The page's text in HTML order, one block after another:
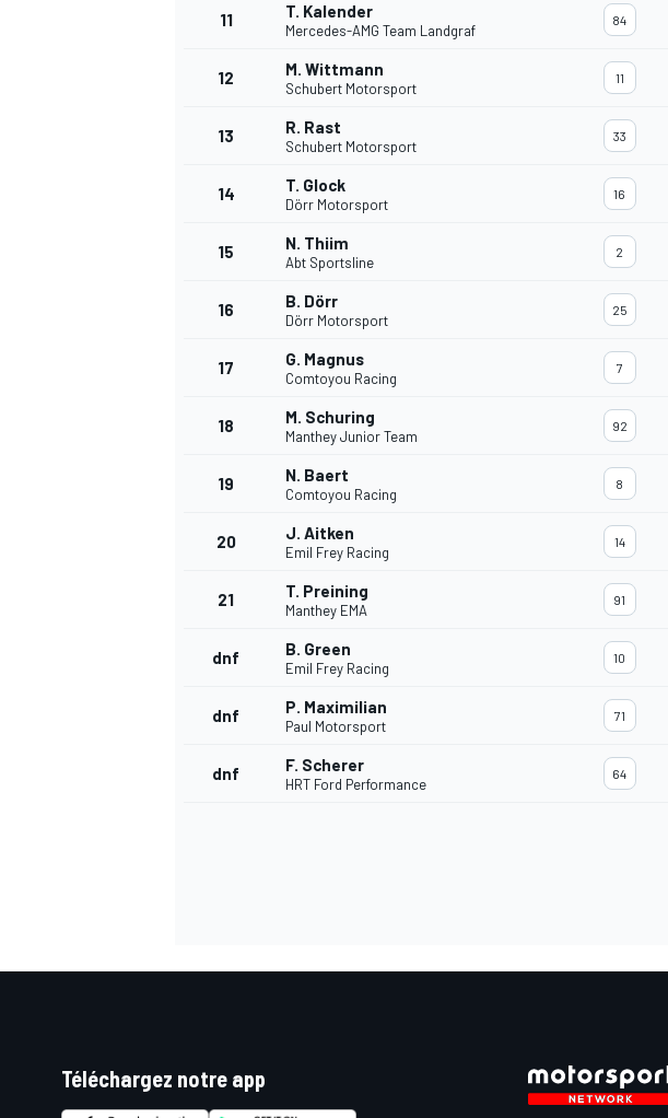
11 T. Kalender
Mercedes-AMG Team Landgraf
84
12 M. Wittmann
Schubert Motorsport
11
13 R. Rast
Schubert Motorsport
33
14 T. Glock
Dörr Motorsport
16
15 N. Thiim
Abt Sportsline
2
16 B. Dörr
Dörr Motorsport
25
17 G. Magnus
Comtoyou Racing
7
18 M. Schuring
Manthey Junior Team
92
19 N. Baert
Comtoyou Racing
8
20 J. Aitken
Emil Frey Racing
14
21 T. Preining
Manthey EMA
91
dnf B. Green
Emil Frey Racing
10
dnf P. Maximilian
Paul Motorsport
71
dnf F. Scherer
HRT Ford Performance
64
Téléchargez notre app